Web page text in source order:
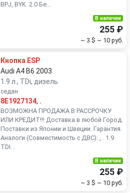
BPJ, BYK. 2.0 Бе...
В наличии
255 ₽
~ 3 $ ~ 10 руб.
Кнопка ESP
Audi A4 B6 2003
1.9 л., TDi, дизель
седан
8E1927134, .
ВОЗМОЖНА ПРОДАЖА В РАССРОЧКУ
ИЛИ КРЕДИТ!!! Доставка в любой Город.
Поставки из Японии и Швеции. Гарантия.
Аналоги (Совместимость с ДВС): , . 1.9
TDI. .
В наличии
255 ₽
~ 3 $ ~ 10 руб.